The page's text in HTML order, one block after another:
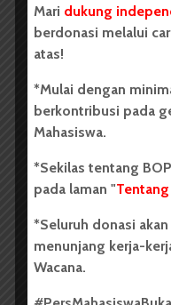
Perkebunan
Redaksi 2 menit
BERITA KAMPUS
Dua
USU Raih
Sumatra Utara
Mari dukung
berdonasi melalui
atas!
*Mulai dengan
berkontribusi pada
Mahasiswa.
*Sekilas tentang
pada laman "
*Seluruh donasi
menunjang kerja-
Wacana.